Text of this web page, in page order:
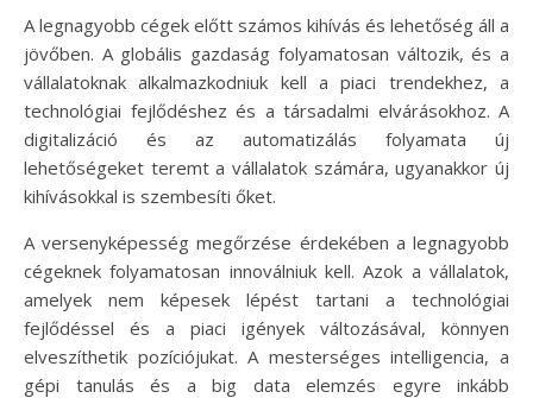
A legnagyobb cégek előtt számos kihívás és lehetőség áll a
jövőben. A globális gazdaság folyamatosan változik, és a
vállalatoknak alkalmazkodniuk kell a piaci trendekhez, a
technológiai fejlődéshez és a társadalmi elvárásokhoz. A
digitalizáció és az automatizálás folyamata új
lehetőségeket teremt a vállalatok számára, ugyanakkor új
kihívásokkal is szembesíti őket.
A versenyképesség megőrzése érdekében a legnagyobb
cégeknek folyamatosan innoválniuk kell. Azok a vállalatok,
amelyek nem képesek lépést tartani a technológiai
fejlődéssel és a piaci igények változásával, könnyen
elveszíthetik pozíciójukat. A mesterséges intelligencia, a
gépi tanulás és a big data elemzés egyre inkább